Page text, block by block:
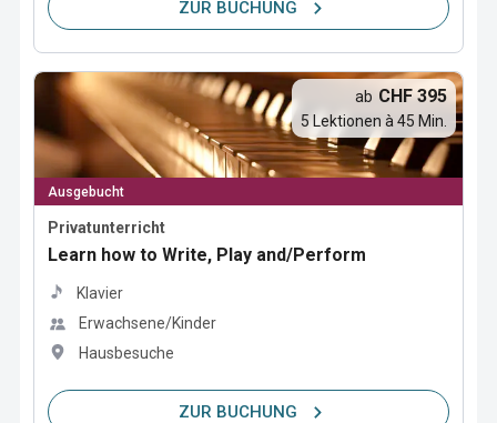
ZUR BUCHUNG
Ausgebucht
Privatunterricht
Learn how to Write, Play and/Perform
Klavier
Erwachsene/Kinder
Hausbesuche
ab CHF 395
5 Lektionen à 45 Min.
ZUR BUCHUNG